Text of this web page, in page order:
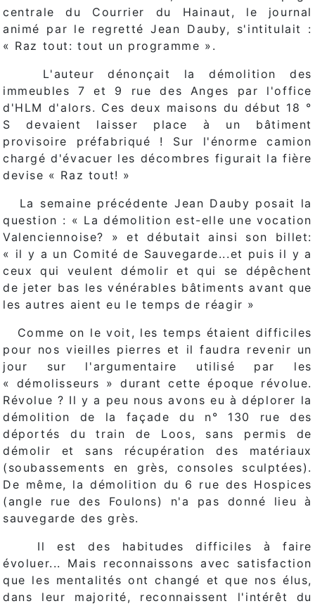
centrale du Courrier du Hainaut, le journal
animé par le regretté Jean Dauby, s'intitulait :
« Raz tout: tout un programme ».
L'auteur dénonçait la démolition des
immeubles 7 et 9 rue des Anges par l'office
d'HLM d'alors. Ces deux maisons du début 18 °
S devaient laisser place à un bâtiment
provisoire préfabriqué ! Sur l'énorme camion
chargé d'évacuer les décombres figurait la fière
devise « Raz tout! »
La semaine précédente Jean Dauby posait la
question : « La démolition est-elle une vocation
Valenciennoise? » et débutait ainsi son billet:
« il y a un Comité de Sauvegarde...et puis il y a
ceux qui veulent démolir et qui se dépêchent
de jeter bas les vénérables bâtiments avant que
les autres aient eu le temps de réagir »
Comme on le voit, les temps étaient difficiles
pour nos vieilles pierres et il faudra revenir un
jour sur l'argumentaire utilisé par les
« démolisseurs » durant cette époque révolue.
Révolue ? Il y a peu nous avons eu à déplorer la
démolition de la façade du n° 130 rue des
déportés du train de Loos, sans permis de
démolir et sans récupération des matériaux
(soubassements en grès, consoles sculptées).
De même, la démolition du 6 rue des Hospices
(angle rue des Foulons) n'a pas donné lieu à
sauvegarde des grès.
Il est des habitudes difficiles à faire
évoluer... Mais reconnaissons avec satisfaction
que les mentalités ont changé et que nos élus,
dans leur majorité, reconnaissent l'intérêt du